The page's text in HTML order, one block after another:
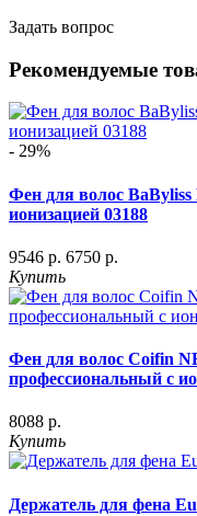
Задать вопрос
Рекомендуемые
- 29%
Фен для волос
ионизацией 03188
9546 р. 6750 р.
Купить
Фен для волос Coifin
профессиональный с
8088 р.
Купить
Держатель для фена